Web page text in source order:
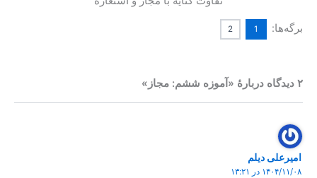
برگه‌ها: 1
2
۲ دیدگاه دربارهٔ «آموزه ششم: مجاز»
امیرعلی دیلم
۱۴۰۴/۱۱/۰۸ در ۱۳:۲۱